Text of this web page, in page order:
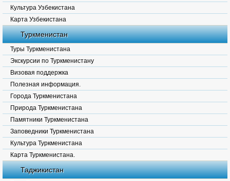
Культура Узбекистана
Карта Узбекистана
Туркменистан
Туры Туркменистана
Экскурсии по Туркменистану
Визовая поддержка
Полезная информация.
Города Туркменистана
Природа Туркменистана
Памятники Туркменистана
Заповедники Туркменистана
Культура Туркменистана
Карта Туркменистана.
Таджикистан